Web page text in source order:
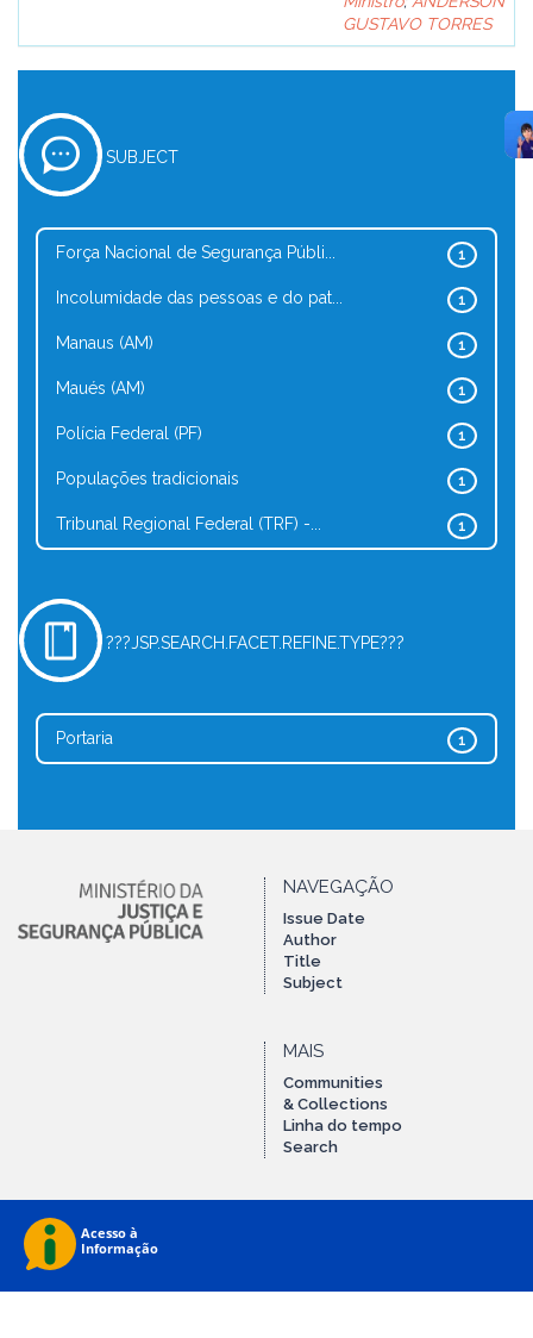
GUSTAVO TORRES
SUBJECT
1
Força Nacional de Segurança Públi...
1
Incolumidade das pessoas e do pat...
1
Manaus (AM)
1
Maués (AM)
1
Polícia Federal (PF)
1
Populações tradicionais
1
Tribunal Regional Federal (TRF) -...
???JSP.SEARCH.FACET.REFINE.TYPE???
1
Portaria
NAVEGAÇÃO
Issue Date
Author
Title
Subject
MAIS
Communities
& Collections
Linha do tempo
Search